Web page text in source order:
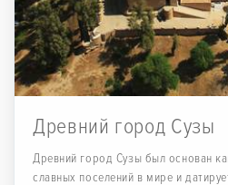
Древний город Сузы
Древний город Сузы был основан
славных поселений в мире и